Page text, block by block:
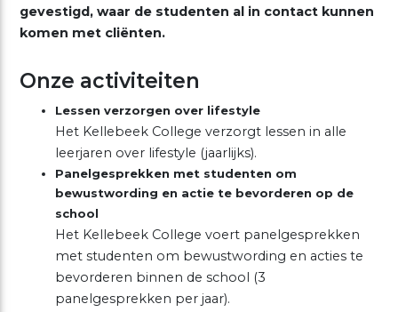
gevestigd, waar de studenten al in contact kunnen
komen met cliënten.
Onze activiteiten
Lessen verzorgen over lifestyle
Het Kellebeek College verzorgt lessen in alle
leerjaren over lifestyle (jaarlijks).
Panelgesprekken met studenten om
bewustwording en actie te bevorderen op de
school
Het Kellebeek College voert panelgesprekken
met studenten om bewustwording en acties te
bevorderen binnen de school (3
panelgesprekken per jaar).